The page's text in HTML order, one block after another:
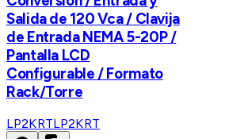
Salida de 120 Vca / Clavija
de Entrada NEMA 5-20P /
Pantalla LCD
Configurable / Formato
Rack/Torre
LP2KRTLP2KRT